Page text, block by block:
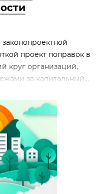
проект поправок в
организаций,
за капитальный...